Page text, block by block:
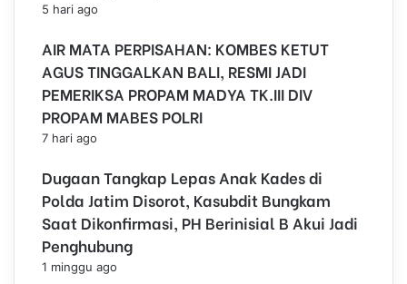
,
e
g
r
a
T
d
a
k
u
a
5 hari ago
AIR MATA PERPISAHAN: KOMBES KETUT
AGUS TINGGALKAN BALI, RESMI JADI
PEMERIKSA PROPAM MADYA TK.III DIV
PROPAM MABES POLRI
7 hari ago
Dugaan Tangkap Lepas Anak Kades di
Polda Jatim Disorot, Kasubdit Bungkam
Saat Dikonfirmasi, PH Berinisial B Akui Jadi
Penghubung
1 minggu ago